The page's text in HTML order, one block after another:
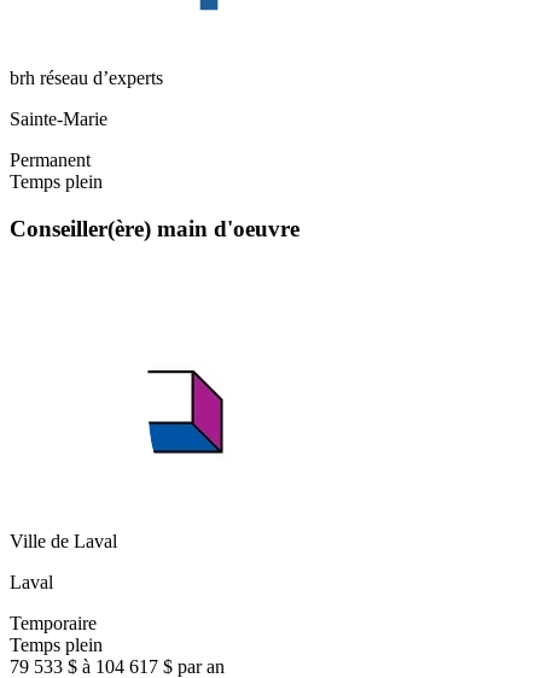
brh réseau d’experts
Sainte-Marie
Permanent
Temps plein
Conseiller(ère) main d'oeuvre
Ville de Laval
Laval
Temporaire
Temps plein
79 533 $ à 104 617 $ par an